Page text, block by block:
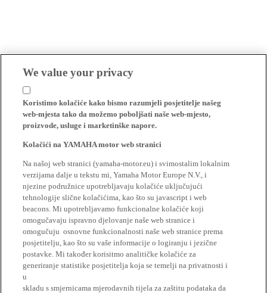
We value your privacy
Koristimo kolačiće kako bismo razumjeli posjetitelje našeg
web-mjesta tako da možemo poboljšati naše web-mjesto,
proizvode, usluge i marketinške napore.
Kolačići na YAMAHA motor web stranici
Na našoj web stranici (yamaha-motor.eu) i svimostalim lokalnim
verzijama dalje u tekstu mi, Yamaha Motor Europe N.V., i
njezine podružnice upotrebljavaju kolačiće uključujući
tehnologije slične kolačićima, kao što su javascript i web
beacons. Mi upotrebljavamo funkcionalne kolačiće koji
omogučavaju ispravno djelovanje naše web stranice i
omogučuju osnovne funkcionalnosti naše web stranice prema
posjetitelju, kao što su vaše informacije o logiranju i jezične
postavke. Mi također korisitmo analitičke kolačiće za
generiranje statistike posjetitelja koja se temelji na privatnosti i
u
skladu s smjernicama mjerodavnih tijela za zaštitu podataka da